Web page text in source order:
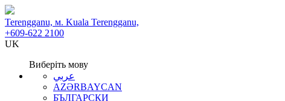
Terengganu, м. Kuala Terengganu,
+609-622 2100
UK
Виберіть мову
عربي
AZƏRBAYCAN
БЪЛГАРСКИ